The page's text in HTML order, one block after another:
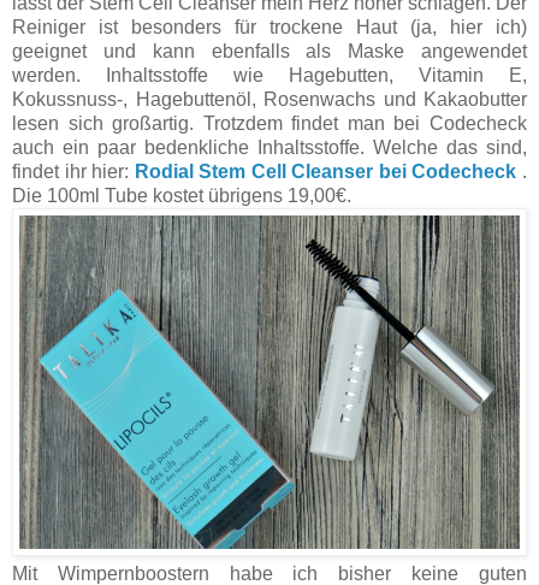
Reiniger ist besonders für trockene Haut (ja, hier ich)
geeignet und kann ebenfalls als Maske angewendet
werden. Inhaltsstoffe wie Hagebutten, Vitamin E,
Kokussnuss-, Hagebuttenöl, Rosenwachs und Kakaobutter
lesen sich großartig. Trotzdem findet man bei Codecheck
auch ein paar bedenkliche Inhaltsstoffe. Welche das sind,
findet ihr hier: Rodial Stem Cell Cleanser bei Codecheck .
Die 100ml Tube kostet übrigens 19,00€.
Mit Wimpernboostern habe ich bisher keine guten